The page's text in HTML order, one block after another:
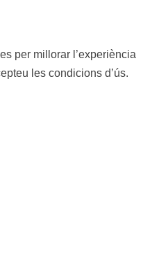
per millorar l’experiència
lescondicions d’ús.